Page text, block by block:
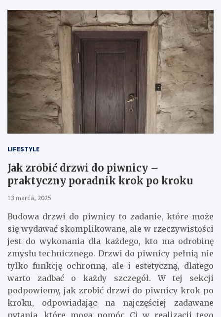
LIFESTYLE
Jak zrobić drzwi do piwnicy –
praktyczny poradnik krok po kroku
13 marca, 2025
Budowa drzwi do piwnicy to zadanie, które może
się wydawać skomplikowane, ale w rzeczywistości
jest do wykonania dla każdego, kto ma odrobinę
zmysłu technicznego. Drzwi do piwnicy pełnią nie
tylko funkcję ochronną, ale i estetyczną, dlatego
warto zadbać o każdy szczegół. W tej sekcji
podpowiemy, jak zrobić drzwi do piwnicy krok po
kroku, odpowiadając na najczęściej zadawane
pytania, które mogą pomóc Ci w realizacji tego